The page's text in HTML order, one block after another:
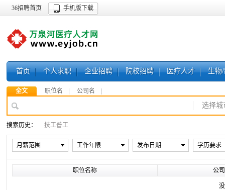
36招聘首页 手机版下载
首页 个人求职 企业招聘 院校招聘 医疗人才 生物
全文 职位名 公司名
选择城
搜索历史： 技工普工
月薪范围 工作年限 发布日期 学历要求
职位名称 公